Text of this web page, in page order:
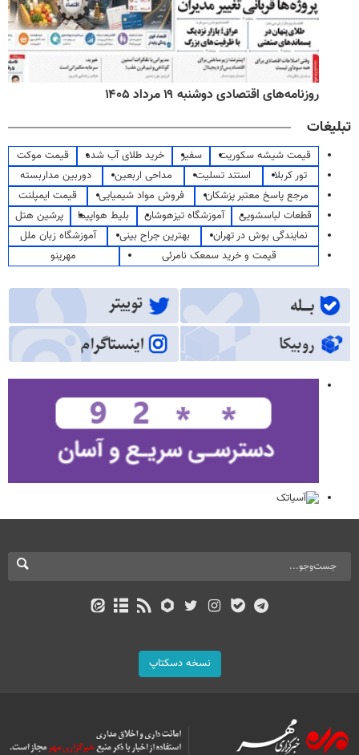
روزنامه‌های اقتصادی دوشنبه ۱۹ مرداد ۱۴۰۵
تبلیغات
قیمت شیشه سکوریت سفیر خرید طلای آب شده
قیمت موکت
تور کربلا
استند تسلیت مداحی اربعین
دوربین مداربسته
مرجع پاسخ معتبر پزشکان
فروش مواد شیمیایی
قیمت ایمپلنت
قطعات لباسشویی
آموزشگاه تیزهوشان بلیط هواپیما
پرشین هتل
نمایندگی بوش در تهران
بهترین جراح بینی
آموزشگاه زبان ملل
قیمت و خرید سمعک نامرئی
مهرینو
نسخه دسکتاپ